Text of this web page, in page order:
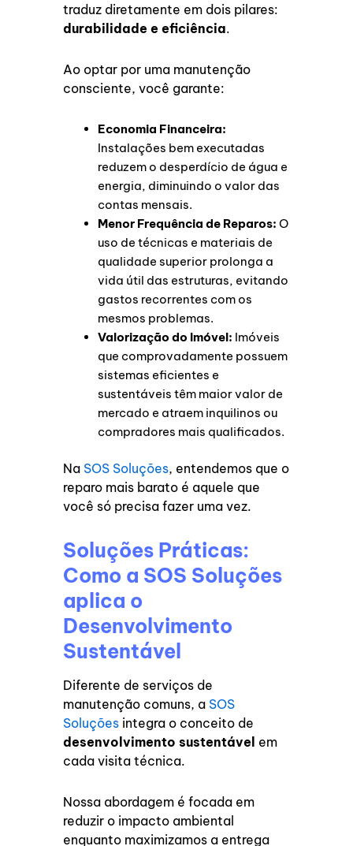
traduz diretamente em dois pilares:
durabilidade e eficiência.
Ao optar por uma manutenção
consciente, você garante:
Economia Financeira:
Instalações bem executadas
reduzem o desperdício de água e
energia, diminuindo o valor das
contas mensais.
Menor Frequência de Reparos: O
uso de técnicas e materiais de
qualidade superior prolonga a
vida útil das estruturas, evitando
gastos recorrentes com os
mesmos problemas.
Valorização do Imóvel: Imóveis
que comprovadamente possuem
sistemas eficientes e
sustentáveis têm maior valor de
mercado e atraem inquilinos ou
compradores mais qualificados.
Na SOS Soluções, entendemos que o
reparo mais barato é aquele que
você só precisa fazer uma vez.
Soluções Práticas:
Como a SOS Soluções
aplica o
Desenvolvimento
Sustentável
Diferente de serviços de
manutenção comuns, a SOS
Soluções integra o conceito de
desenvolvimento sustentável em
cada visita técnica.
Nossa abordagem é focada em
reduzir o impacto ambiental
enquanto maximizamos a entrega